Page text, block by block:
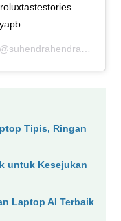
on
Tipis, Ringan
untuk Kesejukan
Laptop AI Terbaik